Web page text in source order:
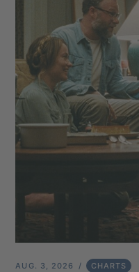
AUG. 3, 2026 CHARTS